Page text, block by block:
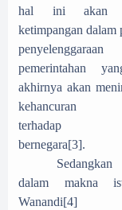
hal ini akan
ketimpangan dalam
penyelenggaraan
pemerintahan
akhirnya akan
kehancuran
terhadap
bernegara[3].
Sedangkan
dalam makna
Wanandi[4]